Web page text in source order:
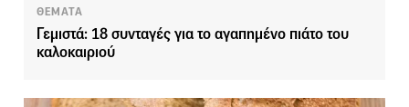
ΘΕΜΑΤΑ
Γεμιστά: 18 συνταγές για το αγαπημένο πιάτο του
καλοκαιριού